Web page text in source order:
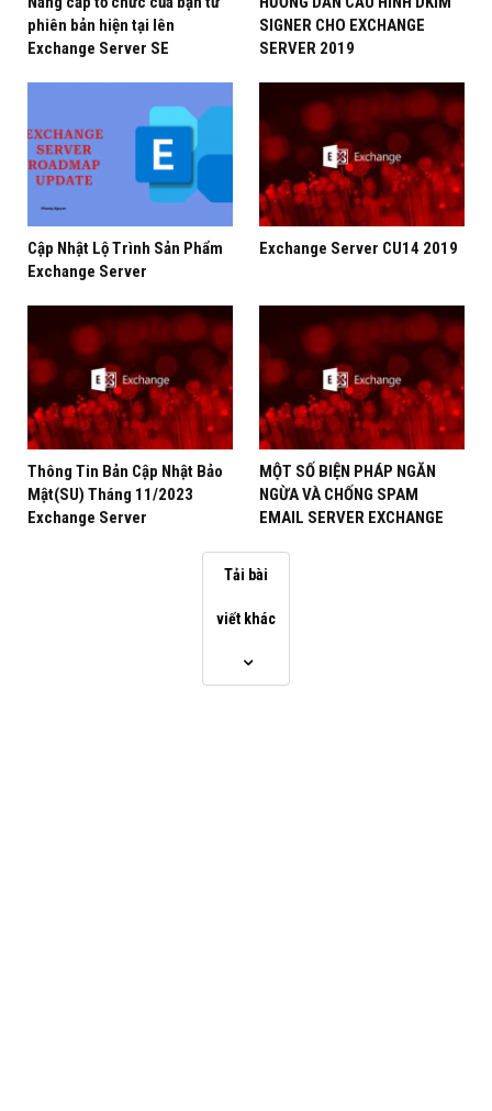
Chúc các bạn thành công
Phương Nguyễn
phiên bản hiện tại lên
Exchange Server SE
SIGNER CHO EXCHANGE
SERVER 2019
Cập Nhật Lộ Trình Sản Phẩm
Exchange Server
Exchange Server CU14 2019
Thông Tin Bản Cập Nhật Bảo
Mật(SU) Tháng 11/2023
Exchange Server
MỘT SỐ BIỆN PHÁP NGĂN
NGỪA VÀ CHỐNG SPAM
EMAIL SERVER EXCHANGE
Tải bài
viết khác